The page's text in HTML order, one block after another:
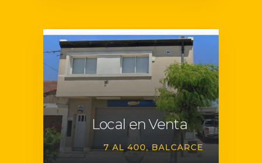
Local en Venta
7 AL 400 BALCARCE